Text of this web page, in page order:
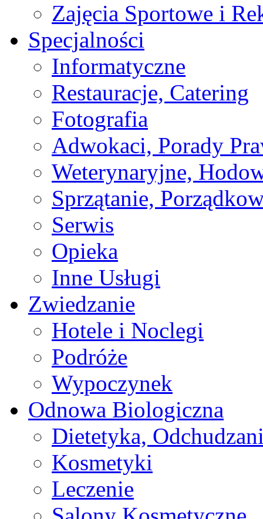
Zajęcia Sportowe i
Specjalności
Informatyczne
Restauracje, Catering
Fotografia
Adwokaci, Porady
Weterynaryjne,
Sprzątanie,
Serwis
Opieka
Inne Usługi
Zwiedzanie
Hotele i Noclegi
Podróże
Wypoczynek
Odnowa Biologiczna
Dietetyka,
Kosmetyki
Leczenie